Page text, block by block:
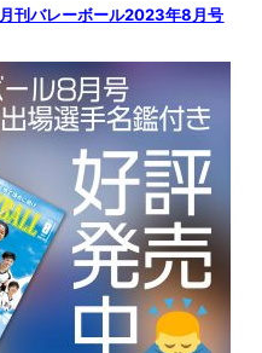
月刊バレーボール2023年8月号